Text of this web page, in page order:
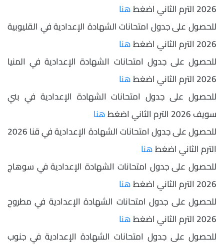
2026 الترم الثاني اضغط
هنا
للحصول على جدول امتحانات الشهادة الإعدادية في القليوبية
2026 الترم الثاني اضغط
هنا
للحصول على جدول امتحانات الشهادة الإعدادية في المنيا
2026 الترم الثاني اضغط
هنا
للحصول على جدول امتحانات الشهادة الإعدادية في بني
سويف 2026 الترم الثاني اضغط
هنا
للحصول على جدول امتحانات الشهادة الإعدادية في قنا 2026
الترم الثاني اضغطهنا
للحصول على جدول امتحانات الشهادة الإعدادية في سوهاج
2026 الترم الثاني اضغط
هنا
للحصول على جدول امتحانات الشهادة الإعدادية في مطروح
2026 الترم الثاني اضغط
هنا
للحصول على جدول امتحانات الشهادة الإعدادية في جنوب